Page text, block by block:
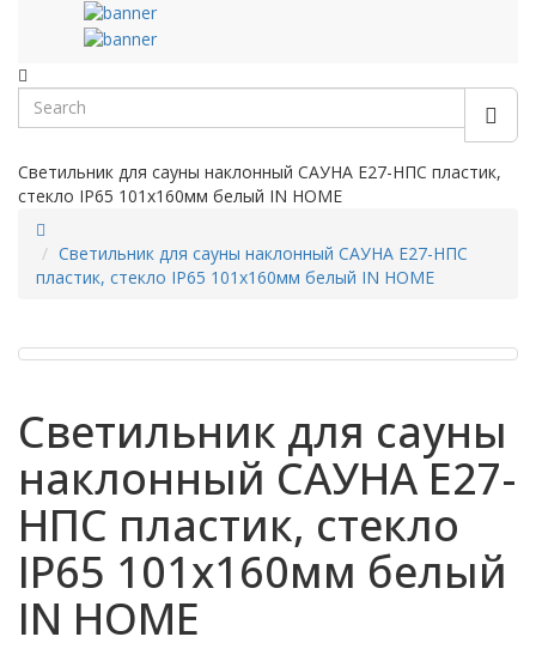
Светильник для сауны наклонный САУНА E27-НПС пластик,
стекло IP65 101x160мм белый IN HOME
Светильник для сауны наклонный САУНА E27-НПС
пластик, стекло IP65 101x160мм белый IN HOME
Светильник для сауны
наклонный САУНА E27-
НПС пластик, стекло
IP65 101x160мм белый
IN HOME